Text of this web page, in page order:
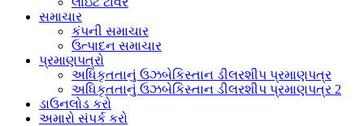
સમાચાર
કંપની સમાચાર
ઉત્પાદન સમાચાર
પ્રમાણપત્રો
અધિકૃતતાનું ઉઝબેકિસ્તાન ડીલરશીપ પ્રમાણપત્ર
અધિકૃતતાનું ઉઝબેકિસ્તાન ડીલરશીપ પ્રમાણપત્ર 2
ડાઉનલોડ કરો
અમારો સંપર્ક કરો